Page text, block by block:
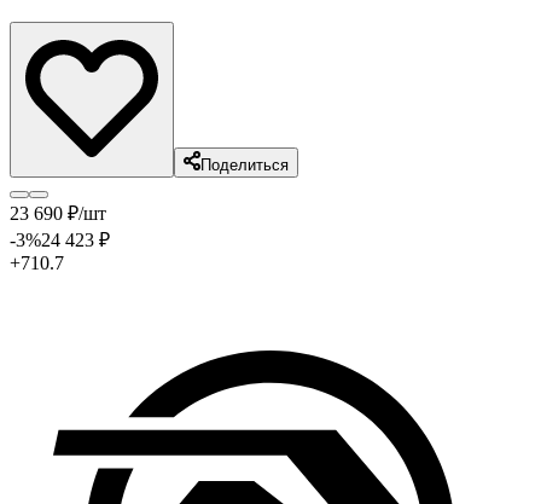
Поделиться
23 690 ₽/шт
-3%24 423 ₽
+710.7